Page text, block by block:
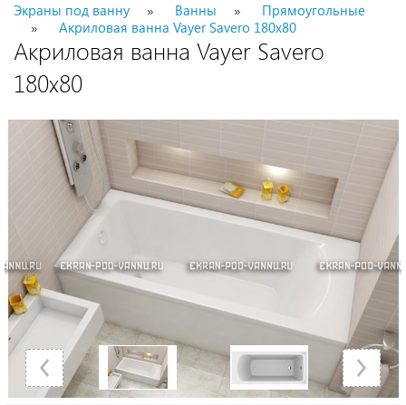
Экраны под ванну Ванны
Прямоугольные
Акриловая ванна Vayer Savero 180x80
Акриловая ванна Vayer Savero
180x80